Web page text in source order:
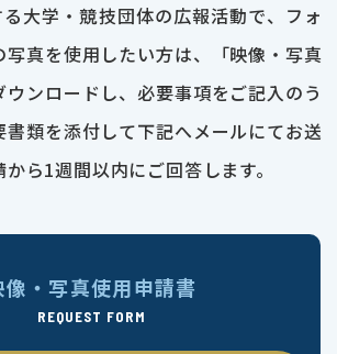
大学・競技団体の広報活動で、フォ
写真を使用したい方は、「映像・写真
ンロードし、必要事項をご記入のう
書類を添付して下記へメールにてお送
ら1週間以内にご回答します。
像・写真使用申請書
REQUEST FORM